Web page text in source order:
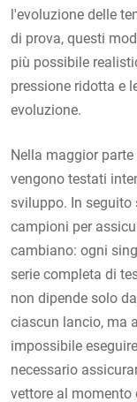
l'evoluzione delle
di prova, questi
più possibile
pressione ridotta e
evoluzione.
Nella maggior
vengono testati
sviluppo. In
campioni per
cambiano: ogni
serie completa di
non dipende solo
ciascun lancio, ma
impossibile
necessario
vettore al momento